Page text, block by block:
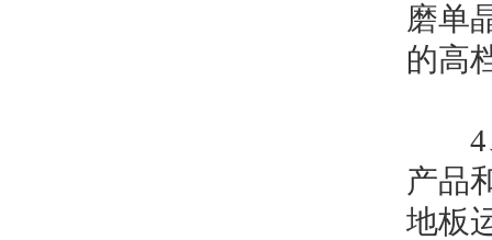
磨单
的高
4、
产品
地板